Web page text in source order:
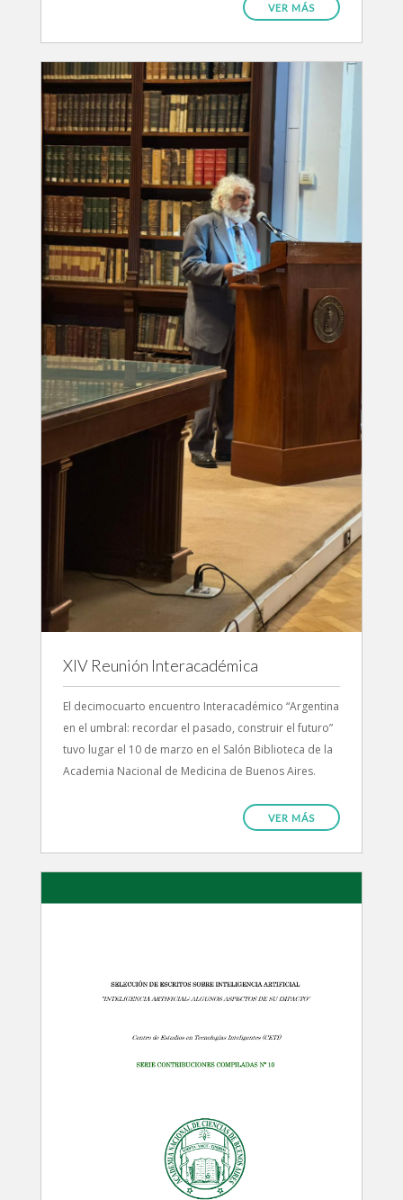
VER MÁS
XIV Reunión Interacadémica
El decimocuarto encuentro Interacadémico “Argentina
en el umbral: recordar el pasado, construir el futuro”
tuvo lugar el 10 de marzo en el Salón Biblioteca de la
Academia Nacional de Medicina de Buenos Aires.
VER MÁS